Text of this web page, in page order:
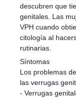
descubren que
genitales. Las
VPH cuando
citología al
rutinarias.
Síntomas
Los problemas
las verrugas
- Verrugas